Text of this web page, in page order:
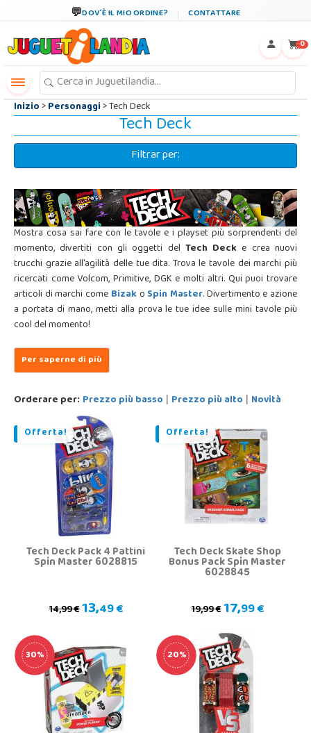
DOV´È IL MIO ORDINE? CONTATTARE
0
Inizio>Personaggi> Tech Deck
Tech Deck
Filtrar per:
Mostra cosa sai fare con le tavole e i playset più sorprendenti del
momento, divertiti con gli oggetti del Tech Deck e crea nuovi
trucchi grazie all'agilità delle tue dita. Trova le tavole dei marchi più
ricercati come Volcom, Primitive, DGK e molti altri. Qui puoi trovare
articoli di marchi comeBizakoSpin Master. Divertimento e azione
a portata di mano, metti alla prova le tue idee sulle mini tavole più
cool del momento!
Orderare per: Prezzo più basso | Prezzo più alto | Novità
Offerta!
Tech Deck Pack 4 Pattini
Spin Master 6028815
14,99 €13,49 €
Offerta!
Tech Deck Skate Shop
Bonus Pack Spin Master
6028845
19,99 €17,99 €
30% 20%